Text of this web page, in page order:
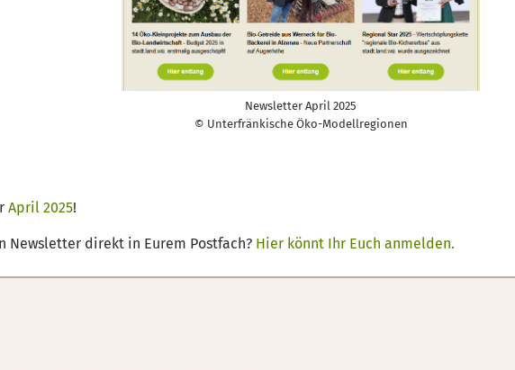
Newsletter April 2025
© Unterfränkische Öko-Modellregionen
April 2025!
Newsletter direkt in Eurem Postfach? Hier könnt Ihr Euch anmelden.